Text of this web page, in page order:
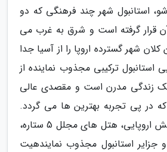
استانبول شهر چند فرهنگی که دو
آن قرار گرفته است و شرق به غرب می
شهر گسترده اروپا را از آسیا جدا
ترکیبی مجذوب نماینده از
زندگی مدرن است و مقصدی عالی
در پی تجربه بهترین ها می گردد.
مراکز خرید لوکس بخش اروپایی، هتل های مجلل 5 ستاره،
جزایر استانبول مجذوب نمایندهیت